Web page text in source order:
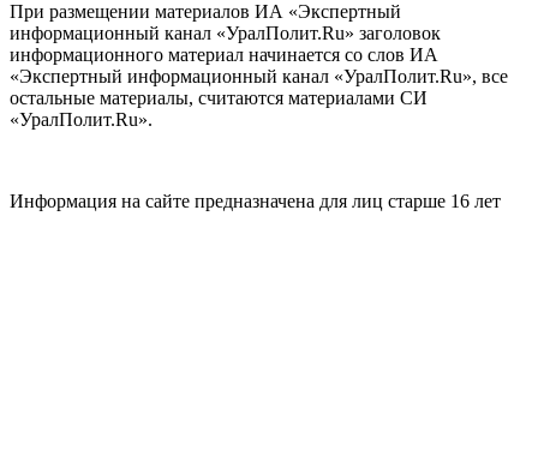
При размещении материалов ИА «Экспертный
информационный канал «УралПолит.Ru» заголовок
информационного материал начинается со слов ИА
«Экспертный информационный канал «УралПолит.Ru», все
остальные материалы, считаются материалами СИ
«УралПолит.Ru».
Информация на сайте предназначена для лиц старше 16 лет